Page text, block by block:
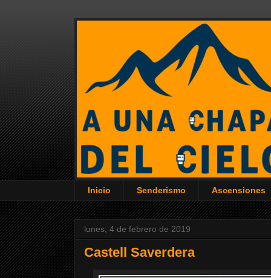
Inicio Senderismo Ascensiones
lunes, 4 de febrero de 2019
Castell Saverdera